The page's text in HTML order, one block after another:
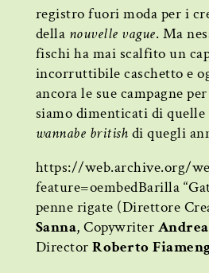
registro fuori moda per i
della nouvelle vague. Ma
fischi ha mai scalfito un
incorruttibile caschetto e
ancora le sue campagne
siamo dimenticati di quelle
wannabe british di quegli
https://web.archive.org/
feature=oembedBarilla
penne rigate (Direttore
Sanna, Copywriter
DirectorRoberto